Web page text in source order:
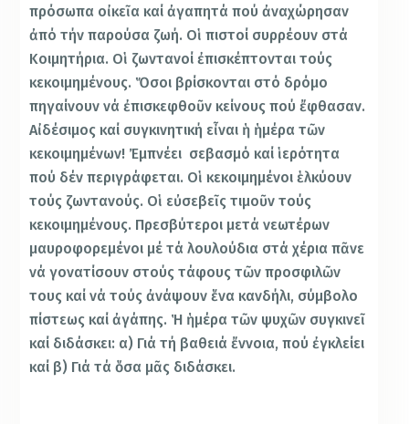
πρόσωπα οἰκεῖα καί ἀγαπητά πού ἀναχώρησαν
ἀπό τήν παρούσα ζωή. Οἱ πιστοί συρρέουν στά
Κοιμητήρια. Οἱ ζωντανοί ἐπισκέπτονται τούς
κεκοιμημένους. Ὅσοι βρίσκονται στό δρόμο
πηγαίνουν νά ἐπισκεφθοῦν κείνους πού ἔφθασαν.
Αἰδέσιμος καί συγκινητική εἶναι ἡ ἡμέρα τῶν
κεκοιμημένων! Ἐμπνέει σεβασμό καί ἱερότητα
πού δέν περιγράφεται. Οἱ κεκοιμημένοι ἑλκύουν
τούς ζωντανούς. Οἱ εὐσεβεῖς τιμοῦν τούς
κεκοιμημένους. Πρεσβύτεροι μετά νεωτέρων
μαυροφορεμένοι μέ τά λουλούδια στά χέρια πᾶνε
νά γονατίσουν στούς τάφους τῶν προσφιλῶν
τους καί νά τούς ἀνάψουν ἕνα κανδήλι, σύμβολο
πίστεως καί ἀγάπης. Ἡ ἡμέρα τῶν ψυχῶν συγκινεῖ
καί διδάσκει: α) Γιά τή βαθειά ἔννοια, πού ἐγκλείει
καί β) Γιά τά ὅσα μᾶς διδάσκει.